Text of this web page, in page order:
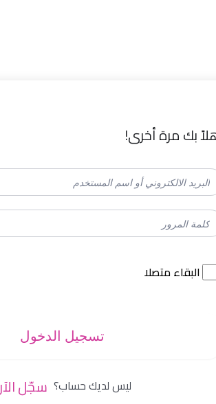
بك مرة أخرى!
البقاء متصلا
تسجيل الدخول
ليس لديك حساب؟ سجّل